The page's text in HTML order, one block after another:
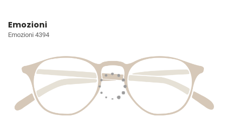
Emozioni
Emozioni 4394